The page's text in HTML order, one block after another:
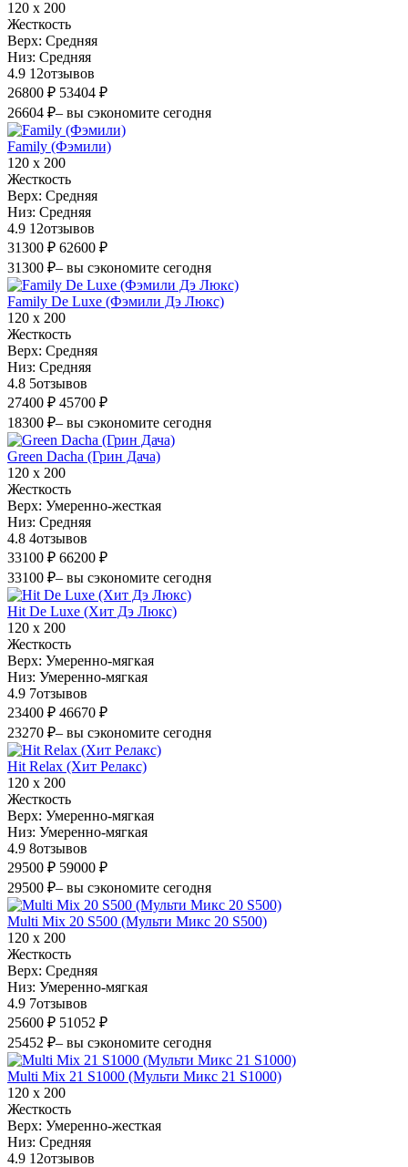
120 х 200
Жесткость
Верх: Средняя
Низ: Средняя
4.9 12отзывов
26800 ₽ 53404 ₽
26604 ₽– вы сэкономите сегодня
Family (Фэмили)
120 х 200
Жесткость
Верх: Средняя
Низ: Средняя
4.9 12отзывов
31300 ₽ 62600 ₽
31300 ₽– вы сэкономите сегодня
Family De Luxe (Фэмили Дэ Люкс)
120 х 200
Жесткость
Верх: Средняя
Низ: Средняя
4.8 5отзывов
27400 ₽ 45700 ₽
18300 ₽– вы сэкономите сегодня
Green Dacha (Грин Дача)
120 х 200
Жесткость
Верх: Умеренно-жесткая
Низ: Средняя
4.8 4отзывов
33100 ₽ 66200 ₽
33100 ₽– вы сэкономите сегодня
Hit De Luxe (Хит Дэ Люкс)
120 х 200
Жесткость
Верх: Умеренно-мягкая
Низ: Умеренно-мягкая
4.9 7отзывов
23400 ₽ 46670 ₽
23270 ₽– вы сэкономите сегодня
Hit Relax (Хит Релакс)
120 х 200
Жесткость
Верх: Умеренно-мягкая
Низ: Умеренно-мягкая
4.9 8отзывов
29500 ₽ 59000 ₽
29500 ₽– вы сэкономите сегодня
Multi Mix 20 S500 (Мульти Микс 20 S500)
120 х 200
Жесткость
Верх: Средняя
Низ: Умеренно-мягкая
4.9 7отзывов
25600 ₽ 51052 ₽
25452 ₽– вы сэкономите сегодня
Multi Mix 21 S1000 (Мульти Микс 21 S1000)
120 х 200
Жесткость
Верх: Умеренно-жесткая
Низ: Средняя
4.9 12отзывов